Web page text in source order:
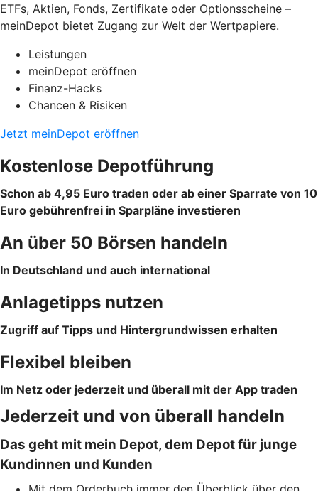
ETFs, Aktien, Fonds, Zertifikate oder Optionsscheine –
meinDepot bietet Zugang zur Welt der Wertpapiere.
Leistungen
meinDepot eröffnen
Finanz-Hacks
Chancen & Risiken
Jetzt meinDepot eröffnen
Kostenlose Depotführung
Schon ab 4,95 Euro traden oder ab einer Sparrate von 10
Euro gebührenfrei in Sparpläne investieren
An über 50 Börsen ­handeln
In Deutschland und auch international
Anlagetipps nutzen
Zugriff auf Tipps und Hintergrundwissen erhalten
Flexibel bleiben
Im Netz oder jederzeit und überall mit der App traden
Jederzeit und von überall handeln
Das geht mit mein Depot, dem Depot für junge
Kundinnen und Kunden